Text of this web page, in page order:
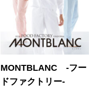
MONTBLANC -フー
ドファクトリー-